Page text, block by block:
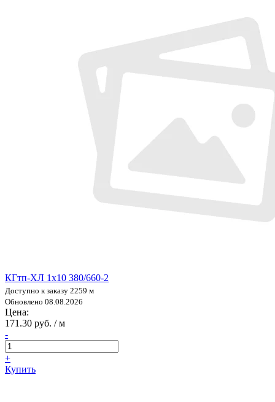
КГтп-ХЛ 1х10 380/660-2
Доступно к заказу 2259 м
Обновлено 08.08.2026
Цена:
171.30 руб. / м
-
+
Купить